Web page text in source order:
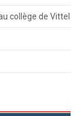
collège de Vittel